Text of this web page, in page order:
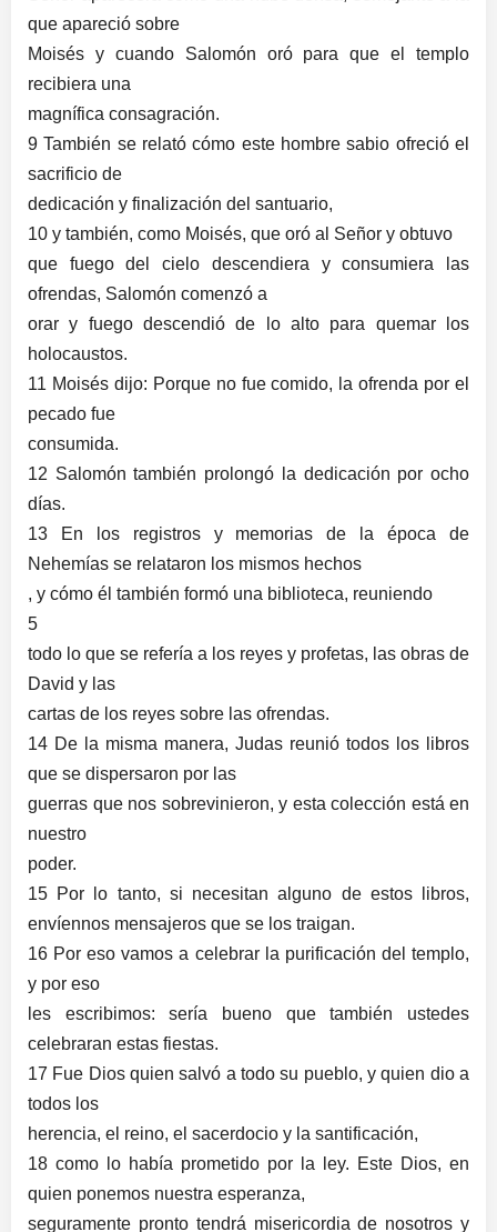
que apareció sobre
Moisés y cuando Salomón oró para que el templo
recibiera una
magnífica consagración.
9 También se relató cómo este hombre sabio ofreció el
sacrificio de
dedicación y finalización del santuario,
10 y también, como Moisés, que oró al Señor y obtuvo
que fuego del cielo descendiera y consumiera las
ofrendas, Salomón comenzó a
orar y fuego descendió de lo alto para quemar los
holocaustos.
11 Moisés dijo: Porque no fue comido, la ofrenda por el
pecado fue
consumida.
12 Salomón también prolongó la dedicación por ocho
días.
13 En los registros y memorias de la época de
Nehemías se relataron los mismos hechos
, y cómo él también formó una biblioteca, reuniendo
5
todo lo que se refería a los reyes y profetas, las obras de
David y las
cartas de los reyes sobre las ofrendas.
14 De la misma manera, Judas reunió todos los libros
que se dispersaron por las
guerras que nos sobrevinieron, y esta colección está en
nuestro
poder.
15 Por lo tanto, si necesitan alguno de estos libros,
envíennos mensajeros que se los traigan.
16 Por eso vamos a celebrar la purificación del templo,
y por eso
les escribimos: sería bueno que también ustedes
celebraran estas fiestas.
17 Fue Dios quien salvó a todo su pueblo, y quien dio a
todos los
herencia, el reino, el sacerdocio y la santificación,
18 como lo había prometido por la ley. Este Dios, en
quien ponemos nuestra esperanza,
seguramente pronto tendrá misericordia de nosotros y